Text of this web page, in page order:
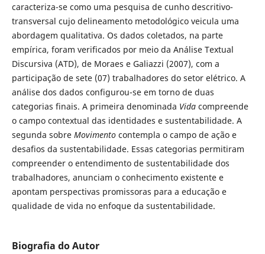
caracteriza-se como uma pesquisa de cunho descritivo-
transversal cujo delineamento metodológico veicula uma
abordagem qualitativa. Os dados coletados, na parte
empírica, foram verificados por meio da Análise Textual
Discursiva (ATD), de Moraes e Galiazzi (2007), com a
participação de sete (07) trabalhadores do setor elétrico. A
análise dos dados configurou-se em torno de duas
categorias finais. A primeira denominada Vida compreende
o campo contextual das identidades e sustentabilidade. A
segunda sobre Movimento contempla o campo de ação e
desafios da sustentabilidade. Essas categorias permitiram
compreender o entendimento de sustentabilidade dos
trabalhadores, anunciam o conhecimento existente e
apontam perspectivas promissoras para a educação e
qualidade de vida no enfoque da sustentabilidade.
Biografia do Autor